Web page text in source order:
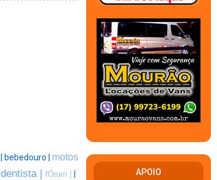
bebedouro | motos
dentista | fÓrum | APOIO